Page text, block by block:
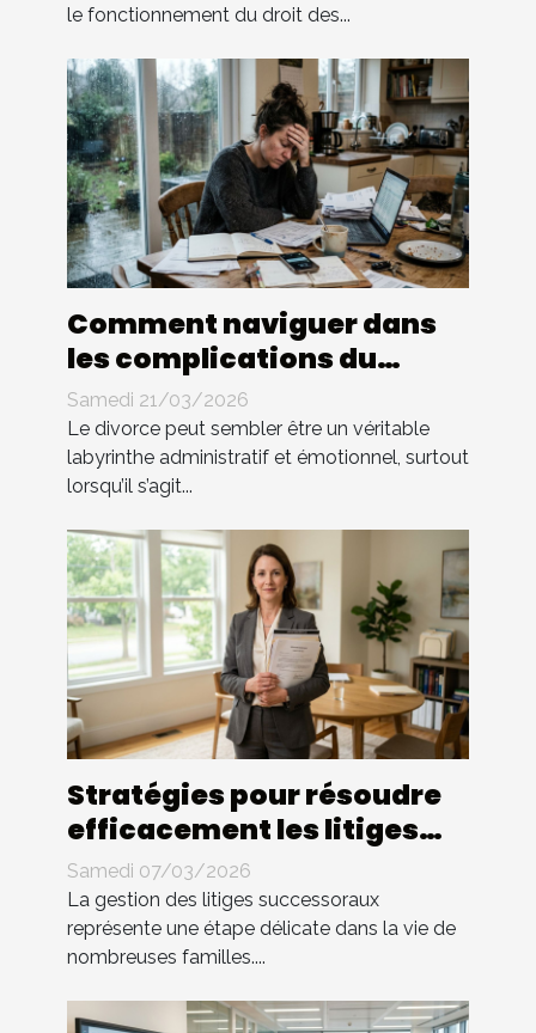
le fonctionnement du droit des...
Comment naviguer dans
les complications du
divorce sans avocat ?
Samedi 21/03/2026
Le divorce peut sembler être un véritable
labyrinthe administratif et émotionnel, surtout
lorsqu’il s’agit...
Stratégies pour résoudre
efficacement les litiges
successoraux
Samedi 07/03/2026
La gestion des litiges successoraux
représente une étape délicate dans la vie de
nombreuses familles....